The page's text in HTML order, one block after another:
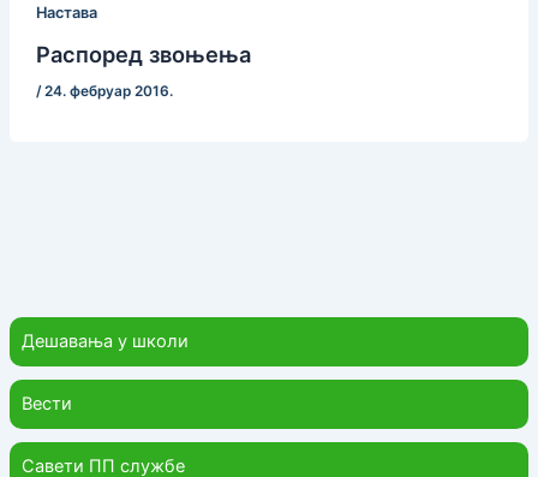
Дешавања у школи
Вести
Савети ПП службе
Настава
Распоред звоњења
/24. фебруар 2016.